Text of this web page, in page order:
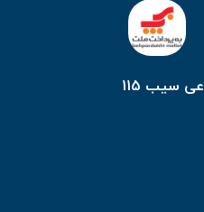
سیب 115